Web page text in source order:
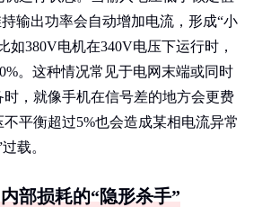
输出功率会自动增加电流，形成“小
如380V电机在340V电压下运行时，
。这种情况常见于电网末端或同时
，就像手机在信号差的地方会更费
平衡超过5%也会造成某相电流异常
载。
部损耗的“隐形杀手”